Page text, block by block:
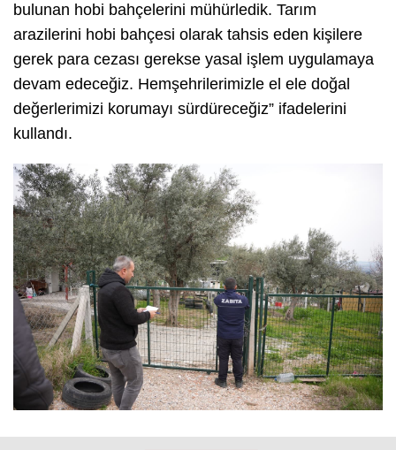
bulunan hobi bahçelerini mühürledik. Tarım
arazilerini hobi bahçesi olarak tahsis eden kişilere
gerek para cezası gerekse yasal işlem uygulamaya
devam edeceğiz. Hemşehrilerimizle el ele doğal
değerlerimizi korumayı sürdüreceğiz” ifadelerini
kullandı.